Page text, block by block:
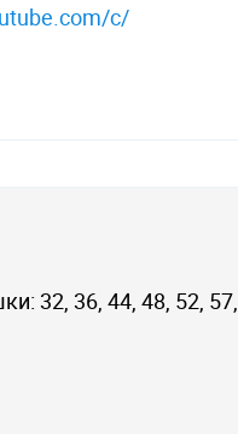
c/
32, 36, 44, 48, 52, 57,